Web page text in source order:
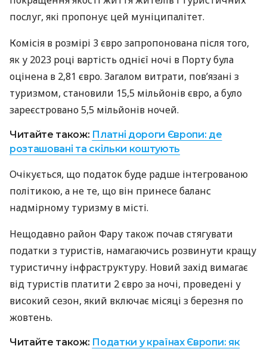
послуг, які пропонує цей муніципалітет.
Комісія в розмірі 3 євро запропонована після того,
як у 2023 році вартість однієї ночі в Порту була
оцінена в 2,81 євро. Загалом витрати, пов’язані з
туризмом, становили 15,5 мільйонів євро, а було
зареєстровано 5,5 мільйонів ночей.
Читайте також: Платні дороги Європи: де
розташовані та скільки коштують
Очікується, що податок буде радше інтегрованою
політикою, а не те, що він принесе баланс
надмірному туризму в місті.
Нещодавно район Фару також почав стягувати
податки з туристів, намагаючись розвинути кращу
туристичну інфраструктуру. Новий захід вимагає
від туристів платити 2 євро за ночі, проведені у
високий сезон, який включає місяці з березня по
жовтень.
Читайте також: Податки у країнах Європи: як